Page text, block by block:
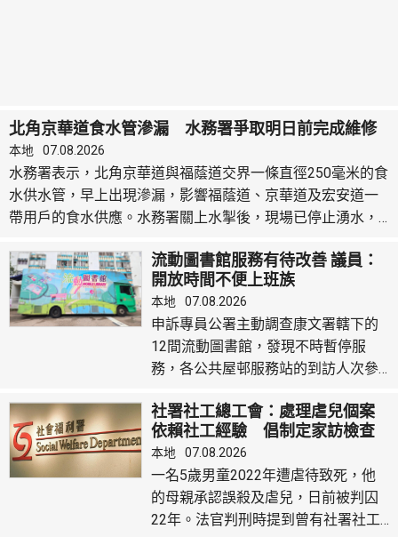
北角京華道食水管滲漏 水務署爭取明日前完成維修
本地 07.08.2026
水務署表示，北角京華道與福蔭道交界一條直徑250毫米的食
水供水管，早上出現滲漏，影響福蔭道、京華道及宏安道一
帶用戶的食水供應。水務署關上水掣後，現場已停止湧水，
供應。 署方派出2架水車及4個水箱提供臨時食水，並派出
「供水特攻隊」提供樽裝水，並與東區民政事務處、當區區
議員及相關管理處保持聯繫，為受影響居民提供適切協助。
受事故影響，福蔭道部分...
流動圖書館服務有待改善 議員：
開放時間不便上班族
本地 07.08.2026
申訴專員公署主動調查康文署轄下的
12間流動圖書館，發現不時暫停服
務，各公共屋邨服務站的到訪人次參
改善空間。 身兼香港出版總會會長的
立法會議員李家駒，在一個電台節目
表示，現時流動圖書館開放時間，一
般由上午10時至傍晚6時，周日及公眾
假期休息，對上班一族並不方便。他
又認為，隨著人口遷移，各區對流動
社署社工總工會：處理虐兒個案
依賴社工經驗 倡制定家訪檢查
清單
本地 07.08.2026
一名5歲男童2022年遭虐待致死，他
的母親承認誤殺及虐兒，日前被判囚
22年。法官判刑時提到曾有社署社工3